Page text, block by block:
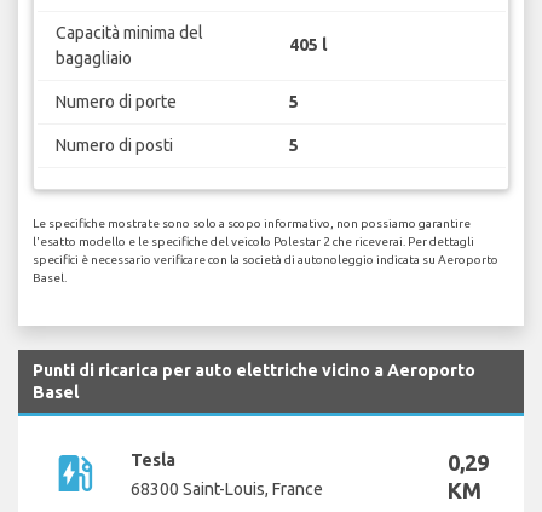
Capacità minima del
bagagliaio
405 l
Numero di porte 5
Numero di posti 5
Le specifiche mostrate sono solo a scopo informativo, non possiamo garantire
l'esatto modello e le specifiche del veicolo Polestar 2 che riceverai. Per dettagli
specifici è necessario verificare con la società di autonoleggio indicata su Aeroporto
Basel.
Punti di ricarica per auto elettriche vicino a Aeroporto
Basel
ev_station
Tesla
68300 Saint-Louis, France
0,29
KM